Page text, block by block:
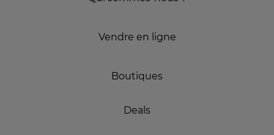
Vendre en ligne
Boutiques
Deals